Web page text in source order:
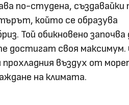
по-студена, създавайки
който се образува
Той обикновено започва
достигат своя максимум.
въздух от
на климата.